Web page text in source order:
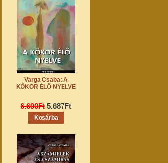
Varga Csaba: A
KŐKOR ÉLŐ NYELVE
6,690Ft 5,687Ft